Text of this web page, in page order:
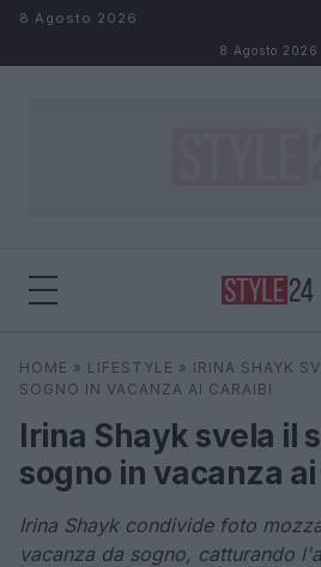
Salta al contenuto
8 Agosto 2026
8 Agosto 2026
Cerca
HOME » LIFESTYLE » IRINA SHAYK
SOGNO IN VACANZA AI CARAIBI
Irina Shayk svela il
sogno in vacanza
Irina Shayk condivide foto
vacanza da sogno, catturando